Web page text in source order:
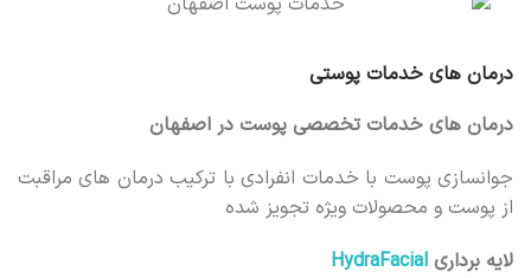
درمان های خدمات پوستی
درمان های خدمات تخصصی پوست در اصفهان
جوانسازی پوست با خدمات انفرادی با ترکیب درمان های مراقبت
از پوست و محصولات ویژه تجویز شده
لایه برداری HydraFacial